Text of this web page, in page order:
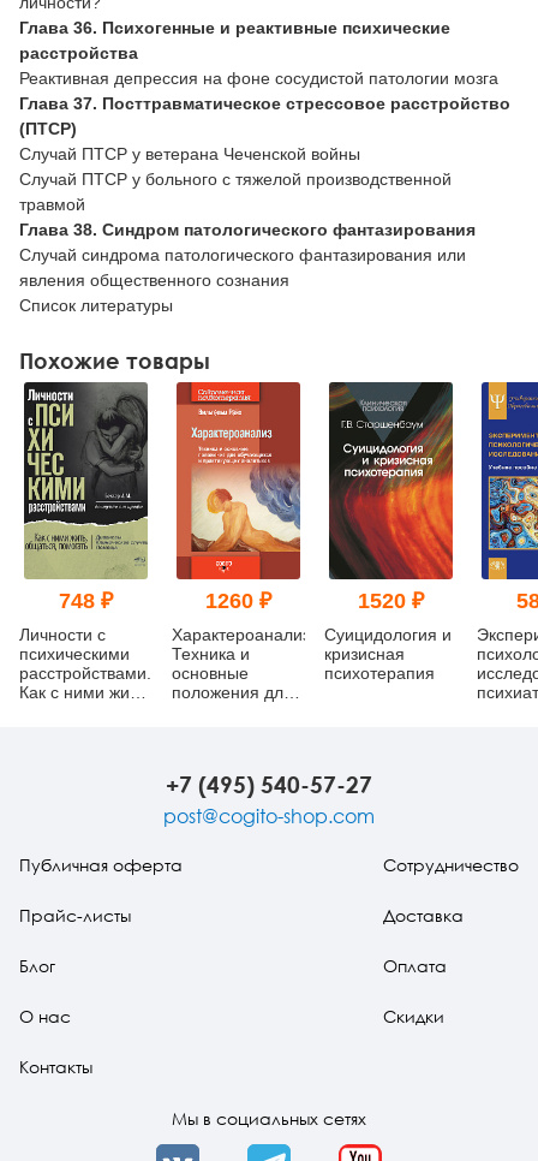
Глава 36. Психогенные и реактивные психические
расстройства
Реактивная депрессия на фоне сосудистой патологии мозга
Глава 37. Посттравматическое стрессовое расстройство
(ПТСР)
Случай ПТСР у ветерана Чеченской войны
Случай ПТСР у больного с тяжелой производственной
травмой
Глава 38. Синдром патологического фантазирования
Случай синдрома патологического фантазирования или
явления общественного сознания
Список литературы
Похожие товары
748 ₽
Личности с
психическими
расстройствами.
Как с ними жить,
1260 ₽
Характероанализ:
Техника и
основные
положения для
1520 ₽
Суицидология и
кризисная
психотерапия
+7 (495) 540-57-27
post@cogito-shop.com
Публичная оферта
Прайс-листы
Блог
О нас
Контакты
Сотрудничество
Доставка
Оплата
Скидки
Мы в социальных сетях